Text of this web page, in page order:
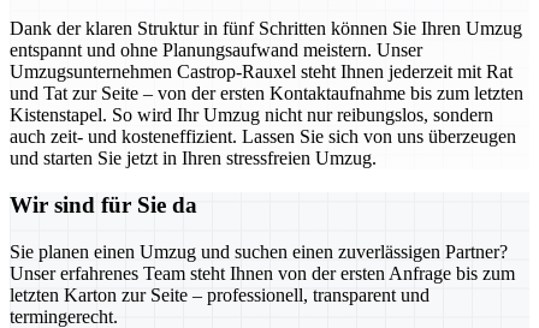
Dank der klaren Struktur in fünf Schritten können Sie Ihren Umzug
entspannt und ohne Planungsaufwand meistern. Unser
Umzugsunternehmen Castrop-Rauxel steht Ihnen jederzeit mit Rat
und Tat zur Seite – von der ersten Kontaktaufnahme bis zum letzten
Kistenstapel. So wird Ihr Umzug nicht nur reibungslos, sondern
auch zeit- und kosteneffizient. Lassen Sie sich von uns überzeugen
und starten Sie jetzt in Ihren stressfreien Umzug.
Wir sind für Sie da
Sie planen einen Umzug und suchen einen zuverlässigen Partner?
Unser erfahrenes Team steht Ihnen von der ersten Anfrage bis zum
letzten Karton zur Seite – professionell, transparent und
termingerecht.